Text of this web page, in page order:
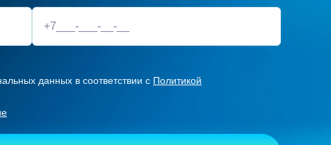
данных в соответствии с Политикой